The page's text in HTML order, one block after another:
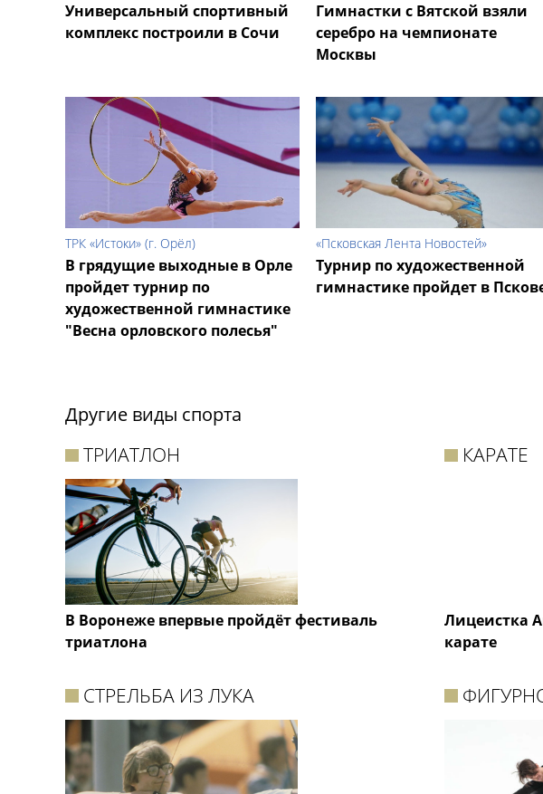
Универсальный спортивный
комплекс построили в Сочи
Гимнастки с Вятской взяли
серебро на чемпионате
Москвы
ТРК «Истоки» (г. Орёл)
В грядущие выходные в Орле
пройдет турнир по
художественной гимнастике
"Весна орловского полесья"
«Псковская Лента Новостей»
Турнир по художественной
гимнастике пройдет в
Другие виды спорта
ТРИАТЛОН
В Воронеже впервые пройдёт фестиваль
триатлона
КАРАТЕ
Лицеистка
карате
СТРЕЛЬБА ИЗ ЛУКА